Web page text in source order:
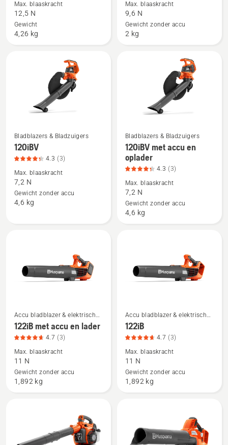
over
125B
Max. blaaskracht
12,5 N
Gewicht
4,26 kg
over
120iB
met
productbeoordeling
Max. blaaskracht
9,6 N
Gewicht zonder accu
2 kg
Bekijk
meer
over
120iBV,
productbeoordeling
Bladblazers & Bladzuigers
120iBV
4.3 (3)
Max. blaaskracht
7,2 N
Gewicht zonder accu
4,6 kg
Bekijk
meer
details
over
120iBV
met
accu
productbeoordeling
Bladblazers & Bladzuigers
120iBV met accu en
oplader
4.3 (3)
Max. blaaskracht
7,2 N
Gewicht zonder accu
4,6 kg
Bekijk
meer
details
over
122iB
met
productbeoordeling
Accu bladblazer & elektrische
bladblazer
122iB met accu en lader
4.7 (3)
Max. blaaskracht
11 N
Gewicht zonder accu
1,892 kg
Bekijk
meer
details
over
122iB,
productbeoordeling
Accu bladblazer & elektrische
bladblazer
122iB
4.7 (3)
Max. blaaskracht
11 N
Gewicht zonder accu
1,892 kg